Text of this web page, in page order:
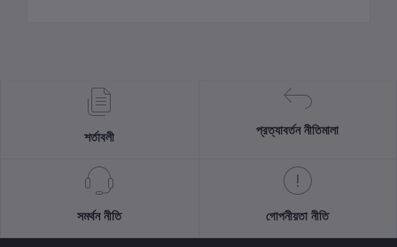
শর্তাবলী প্রত্যাবর্তন নীতিমালা
সমর্থন নীতি গোপনীয়তা নীতি